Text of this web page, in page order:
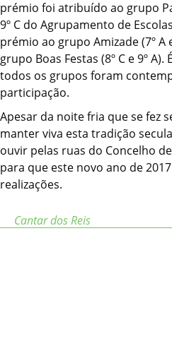
prémio foi atribuído ao grupo
9º C do Agrupamento de
prémio ao grupo Amizade (7º A
grupo Boas Festas (8º C e 9º
todos os grupos foram
participação.
Apesar da noite fria que se fez
manter viva esta tradição
ouvir pelas ruas do Concelho
para que este novo ano de
realizações.
Cantar dos Reis